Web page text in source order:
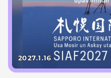
2027.1.16